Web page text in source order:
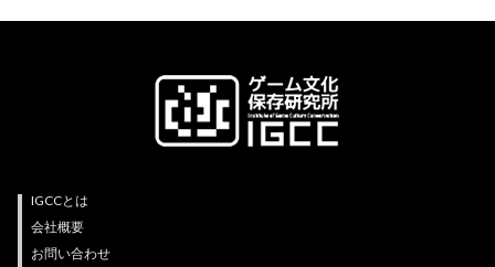
IGCCとは
会社概要
お問い合わせ